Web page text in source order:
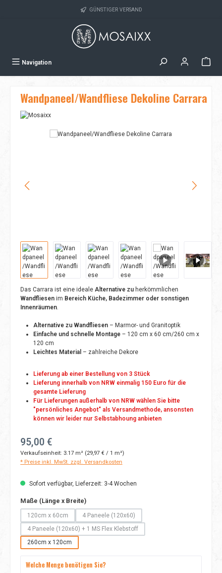
GÜNSTIGER VERSAND
Navigation
Wandpaneel/Wandfliese Dekoline Carrara
Bildergalerie überspringen
Das Carrara ist eine ideale Alternative zu herkömmlichen
Wandfliesen im Bereich Küche, Badezimmer oder sonstigen
Innenräumen.
Alternative zu Wandfliesen– Marmor- und Granitoptik
Einfache und schnelle Montage – 120 cm x 60 cm/260 cm x
120 cm
Leichtes Material – zahlreiche Dekore
Lieferung ab einer Bestellung von 3 Stück
Lieferung innerhalb von NRW einmalig 150 Euro für die
gesamte Lieferung
Für Lieferungen außerhalb von NRW wählen Sie bitte
"persönliches Angebot" als Versandmethode, ansonsten
können wir leider nur Selbstabhoung anbieten
Regulärer Preis:
95,00 €
Verkaufseinheit: 3.17 m² (29,97 € / 1 m²)
* Preise inkl. MwSt. zzgl. Versandkosten
Sofort verfügbar, Lieferzeit: 3-4 Wochen
Maße (Länge x Breite)auswählen
120cm x 60cm
(Diese Option ist zurzeit nicht verfügbar.)
4 Paneele (120x60)
(Diese Option ist zurzeit nicht verfügbar.)
4 Paneele (120x60) + 1 MS Flex Klebstoff
(Diese Option ist zurzeit nicht verfügbar.)
260cm x 120cm
Welche Menge benötigen Sie?